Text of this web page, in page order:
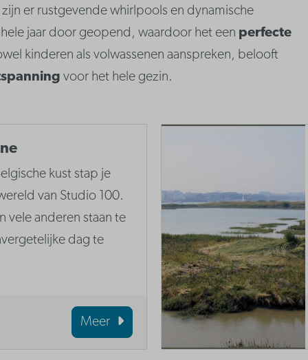
er rustgevende whirlpools en dynamische
jaar door geopend, waardoor het een perfecte
kinderen als volwassenen aanspreken, belooft
voor het hele gezin.
kust stap je
van Studio 100.
vele anderen staan te
dag te
Meer